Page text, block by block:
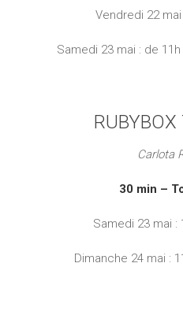
Vendredi 22
Samedi 23 mai : de
RUBYBOX
Carlota
30 min –
Samedi 23 mai :
Dimanche 24 mai :